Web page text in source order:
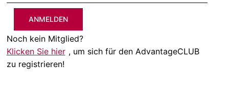
ANMELDEN
Noch kein Mitglied?
Klicken Sie hier , um sich für den AdvantageCLUB
zu registrieren!